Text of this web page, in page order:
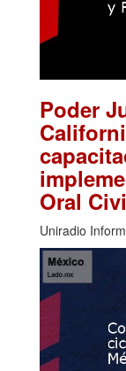
Poder
Oral
Uniradio